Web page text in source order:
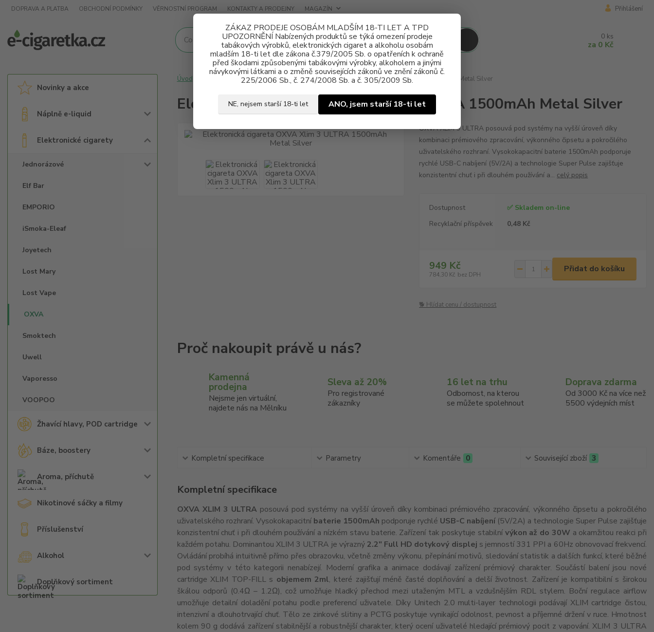
ZÁKAZ PRODEJE OSOBÁM MLADŠÍM 18-TI LET A TPD
UPOZORNĚNÍ Nabízených produktů se týká omezení prodeje
tabákových výrobků, elektronických cigaret a alkoholu osobám
mladším 18-ti let dle zákona č.379/2005 Sb. o opatřeních k ochraně
před škodami způsobenými tabákovými výrobky, alkoholem a jinými
návykovými látkami a o změně souvisejících zákonů ve znění zákonů č.
225/2006 Sb., č. 274/2008 Sb. a č. 305/2009 Sb.
NE, nejsem starší 18-ti let ANO, jsem starší 18-ti let
DOPRAVA A PLATBA OBCHODNÍ PODMÍNKY VĚRNOSTNÍ PROGRAM KONTAKTY A PRODEJNY MAGAZÍN Přihlášení
0 ks
za 0 Kč
Novinky a akce
Náplně e-liquid
Elektronické cigarety
Jednorázové
Elf Bar
EMPORIO
iSmoka-Eleaf
Joyetech
Lost Mary
Lost Vape
OXVA
Smoktech
Uwell
Vaporesso
VOOPOO
Žhavící hlavy, POD cartridge
Báze, boostery
Aroma, příchutě
Nikotinové sáčky a filmy
Příslušenství
Alkohol
Doplňkový sortiment
Úvod Elektronické cigarety OXVA Elektronická cigareta OXVA Xlim 3 ULTRA 1500mAh Metal Silver
Elektronická cigareta OXVA Xlim 3 ULTRA 1500mAh Metal Silver
OXVA XLIM 3 ULTRA posouvá pod systémy na vyšší úroveň díky
kombinaci prémiového zpracování, výkonného čipsetu a pokročilého
uživatelského rozhraní. Vysokokapacitní baterie 1500mAh podporuje
rychlé USB-C nabíjení (5V/2A) a technologie Super Pulse zajišťuje
konzistentní chuť i při dlouhém používání a... celý popis
Dostupnost
✅ Skladem on-line
Recyklační příspěvek
0,48 Kč
949 Kč
784,30 Kč bez DPH
Přidat do košíku
🐕 Hlídat cenu / dostupnost
Kamenná
prodejna
Nejsme jen virtuální,
najdete nás na Mělníku
Sleva až 20%
Pro registrované
zákazníky
16 let na trhu
Odbornost, na kterou
se můžete spolehnout
Doprava zdarma
Od 3000 Kč na více než
5500 výdejních míst
Kompletní specifikace Parametry Komentáře 0 Související zboží 3
Kompletní specifikace
OXVA XLIM 3 ULTRAposouvá pod systémy na vyšší úroveň díky kombinaci prémiového zpracování, výkonného čipsetu a pokročilého
uživatelského rozhraní. Vysokokapacitníbaterie 1500mAh podporuje rychlé USB-C nabíjení(5V/2A) a technologie Super Pulse zajišťuje
konzistentní chuť i při dlouhém používání a nízkém stavu baterie. Zařízení tak poskytuje stabilnívýkon až do 30W a okamžitou reakci při
každém potahu. Dominantou XLIM 3 ULTRA je výrazný 2.2" Full HD dotykový displej s jemností 331 PPI a 60Hz obnovovací frekvencí.
Ovládání probíhá intuitivně přímo přes obrazovku, včetně změny výkonu, přepínání motivů, sledování statistik a dalších funkcí, které běžné
pod systémy v této kategorii nenabízejí. Moderní grafika a animace dodávají zařízení prémiový charakter. Součástí balení jsou nové
cartridge XLIM TOP-FILL s objemem 2ml, které zajišťují méně časté doplňování a delší životnost. Zařízení je kompatibilní s širokou
škálou odporů (0.4Ω – 1.2Ω), což umožňuje hladký přechod mezi utaženým MTL a vzdušnějším RDL stylem. Boční regulace airflow
umožňuje detailní doladění potahu podle preferencí uživatele. Díky Unitech 2.0 multi-layer technologii podávají XLIM cartridge čistou,
intenzivní a dlouhotrvající chuť. Tělo ze zinkové slitiny a PCTG poskytuje vynikající odolnost, pevnost a příjemné držení v ruce. Hmotnost
kolem 90 g dodává zařízení stabilnější a robustnější charakter, který ocení uživatelé hledající prémiový pocit z vapování. XLIM 3 ULTRA